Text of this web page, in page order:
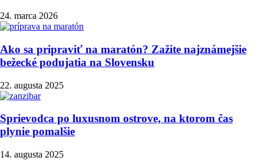
24. marca 2026
Ako sa pripraviť na maratón? Zažite najznámejšie
bežecké podujatia na Slovensku
22. augusta 2025
Sprievodca po luxusnom ostrove, na ktorom čas
plynie pomalšie
14. augusta 2025